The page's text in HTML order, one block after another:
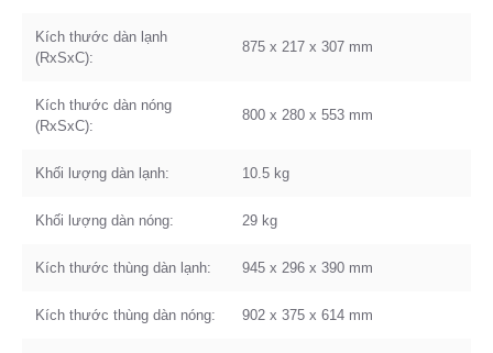
Kích thước dàn lạnh
(RxSxC):
875 x 217 x 307 mm
Kích thước dàn nóng
(RxSxC):
800 x 280 x 553 mm
Khối lượng dàn lạnh: 10.5 kg
Khối lượng dàn nóng: 29 kg
Kích thước thùng dàn lạnh: 945 x 296 x 390 mm
Kích thước thùng dàn nóng: 902 x 375 x 614 mm